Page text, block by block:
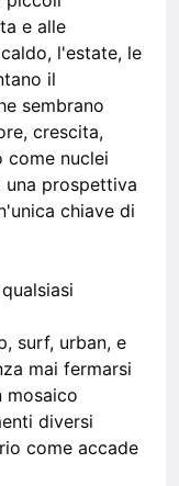
e alle
l'estate, le
il
sembrano
crescita,
come nuclei
prospettiva
chiave di
surf, urban, e
mai fermarsi
mosaico
diversi
come accade